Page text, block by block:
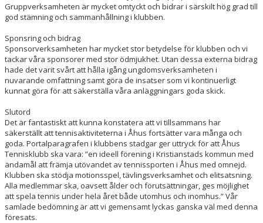
Gruppverksamheten är mycket omtyckt och bidrar i särskilt hög grad till
god stämning och sammanhållning i klubben.
Sponsring och bidrag
Sponsorverksamheten harmycket stor betydelse för klubben och vi
tackar våra sponsorer med stor ödmjukhet. Utan dessa externa bidrag
hade det varit svårt atthålla igång ungdomsverksamheten i
nuvarande omfattning samt göra de insatser som vi kontinuerligt
kunnat göra för att säkerställa våra anläggningars goda skick.
Slutord
Det är fantastiskt att kunna konstatera att vi tillsammans har
säkerställt atttennisaktiviteterna i Åhus fortsätter vara många och
goda. Portalparagrafen i klubbens stadgar ger uttryck för att Åhus
Tennisklubb ska vara: ”en ideell förening i Kristianstads kommun med
ändamål att främja utövandet av tennissporten i Åhus med omnejd.
Klubben ska stödja motionsspel, tävlingsverksamhet och elitsatsning.
Alla medlemmar ska, oavsett ålder och förutsättningar, ges möjlighet
att spela tennis under hela året både utomhus och inomhus.”Vår
samlade bedömning är att vi gemensamt lyckas ganska väl med denna
föresats.